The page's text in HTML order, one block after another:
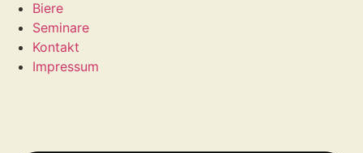
Biere
Seminare
Kontakt
Impressum